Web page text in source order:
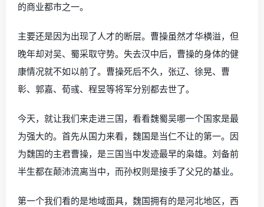
的商业都市之一。
主要还是因为出现了人才的断层。曹操虽然才华横溢，但
晚年却对吴、蜀采取守势。失去汉中后，曹操的身体的健
康情况就不如以前了。曹操死后不久，张辽、徐晃、曹
彰、郭嘉、荀彧、程昱等将军分别都去世了。
今天，就让我们来走进三国，看看魏蜀吴哪一个国家是最
为强大的。首先从国力来看，魏国是当仁不让的第一。因
为魏国的主君曹操，是三国当中发迹最早的枭雄。刘备前
半生都在颠沛流离当中，而孙权则是接手了父兄的基业。
第一个我们看的是地域面具，魏国拥有的是河北地区，西